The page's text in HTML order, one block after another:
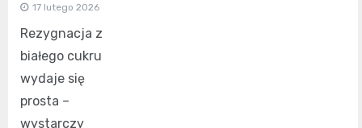
17 lutego 2026
Rezygnacja z
białego cukru
wydaje się
prosta –
wystarczy